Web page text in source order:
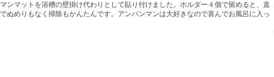
ンマットを浴槽の壁掛け代わりとして貼り付けました。ホルダー４個で留めると、直
ぬめりもなく掃除もかんたんです。アンパンマンは大好きなので喜んでお風呂に入っ